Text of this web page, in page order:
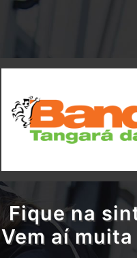
Fique na
Vem aí